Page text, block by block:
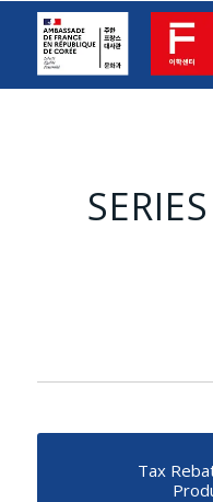
Tax